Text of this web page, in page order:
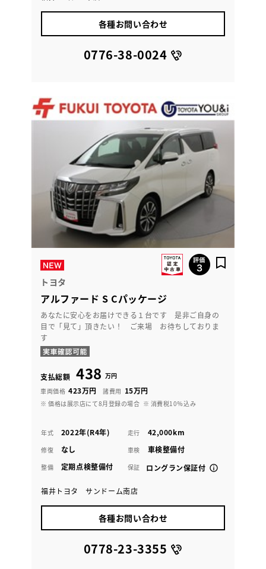
各種お問い合わせ
0776-38-0024
トヨタ
アルファード S Cパッケージ
あなたに安心をお届けできる１台です 是非ご自身の
目で「見て」頂きたい！ ご来場 お待ちしておりま
す
支払総額 438 万円
車両価格 423万円 諸費用 15万円
※ 価格は展示店にて8月登録の場合 ※ 消費税10％込み
年式 2022年(R4年) 走行 42,000km
修復 なし 車検 車検整備付
整備 定期点検整備付 保証 ロングラン保証付
福井トヨタ サンドーム南店
各種お問い合わせ
0778-23-3355